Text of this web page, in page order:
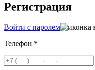
Регистрация
Войти с паролем
Телефон *